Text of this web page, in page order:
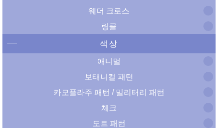
웨더 크로스
링클
색상
애니멀
보태니컬 패턴
카모플라주 패턴 / 밀리터리 패턴
체크
도트 패턴